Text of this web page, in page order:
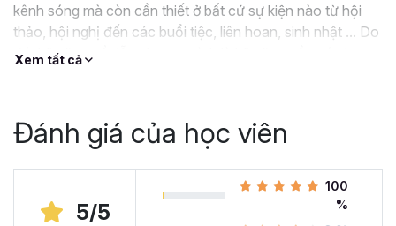
kênh sóng mà còn cần thiết ở bất cứ sự kiện nào từ hội
thảo, hội nghị đến các buổi tiệc, liên hoan, sinh nhật ... Do
đó, kỹ năng về dẫn chương trình là kỹ năng cần có cho
Xem tất cả
Đánh giá của học viên
5/5
100
%